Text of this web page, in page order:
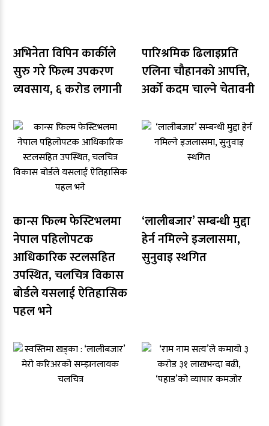
अभिनेता विपिन कार्कीले
सुरु गरे फिल्म उपकरण
व्यवसाय, ६ करोड लगानी
पारिश्रमिक ढिलाइप्रति
एलिना चौहानको आपत्ति,
अर्को कदम चाल्ने चेतावनी
कान्स फिल्म फेस्टिभलमा
नेपाल पहिलोपटक
आधिकारिक स्टलसहित
उपस्थित, चलचित्र विकास
बोर्डले यसलाई ऐतिहासिक
पहल भने
‘लालीबजार’ सम्बन्धी मुद्दा
हेर्न नमिल्ने इजलासमा,
सुनुवाइ स्थगित